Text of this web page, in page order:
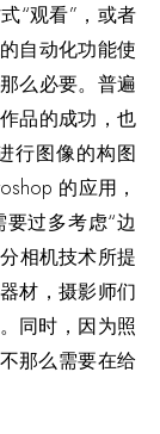
“观看”，或者
自动化功能使
么必要。普遍
品的成功，也
行图像的构图
的应用，
过多考虑“边
相机技术所提
材，摄影师们
同时，因为照
那么需要在给